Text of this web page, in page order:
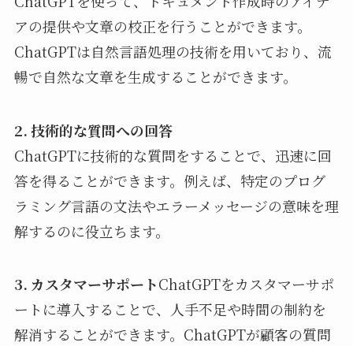
アの提供や文章の校正を行うことができます。
ChatGPTは自然言語処理の技術を用いており、流
暢で自然な文章を生成することができます。
2. 技術的な質問への回答
ChatGPTに技術的な質問をすることで、迅速に回
答を得ることができます。例えば、特定のプログ
ラミング言語の文法やエラーメッセージの意味を理
解するのに役立ちます。
3. カスタマーサポートChatGPTをカスタマーサポ
ートに導入することで、人手不足や時間の制約を
解消することができます。ChatGPTが顧客の質問